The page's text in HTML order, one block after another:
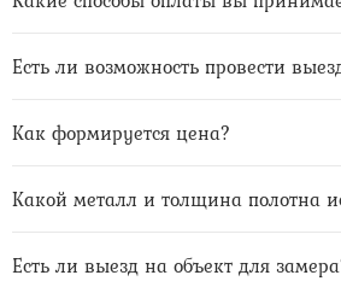
Есть ли возможность провести
Как формируется цена?
Какой металл и толщина полотна
Есть ли выезд на объект для